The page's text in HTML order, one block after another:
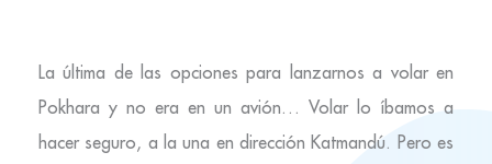
La última de las opciones para lanzarnos a volar en
Pokhara y no era en un avión… Volar lo íbamos a
hacer seguro, a la una en dirección Katmandú. Pero es